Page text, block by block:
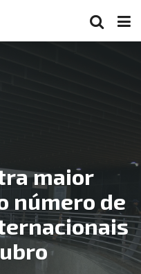
maior
número de